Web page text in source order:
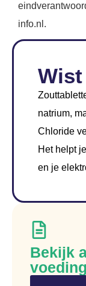
info.nl.
natrium,
Chloride
Het helpt
en je
Bekijk